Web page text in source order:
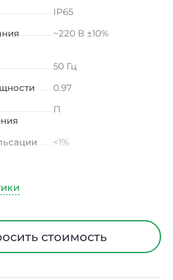
IP65
~220 В ±10%
50 Гц
0.97
П
<1%
/ Г (глубокая)
30ᵒх90ᵒ
стоимость